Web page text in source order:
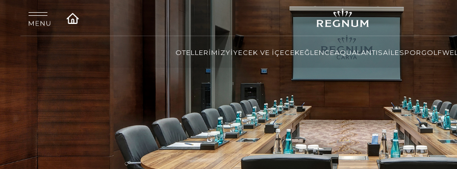
OTELLERİMİZYİYECEK VE İÇECEKEĞLENCEAQUALANTISAİLESPORGOLF